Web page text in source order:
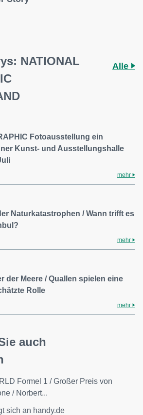
NATIONAL
Alle
Fotoausstellung ein
Kunst- und Ausstellungshalle
mehr
Naturkatastrophen / Wann trifft es
mehr
der Meere / Quallen spielen eine
Rolle
mehr
auch
Formel 1 / Großer Preis von
/ Norbert...
sich an handy.de